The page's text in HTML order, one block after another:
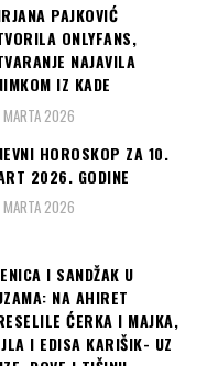
PAJKOVIĆ
ONLYFANS,
NAJAVILA
IZ KADE
MARTA 2026
HOROSKOP ZA 10.
2026. GODINE
MARTA 2026
I SANDŽAK U
NA AHIRET
ĆERKA I MAJKA,
I EDISA KARIŠIK- UZ